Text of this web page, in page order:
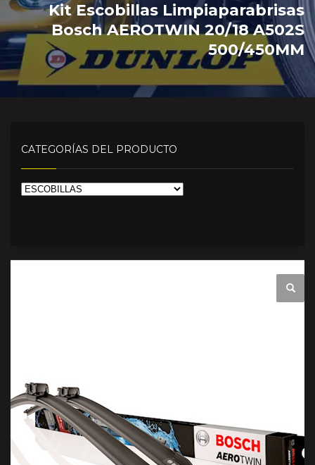
Kit Escobillas Limpiaparabrisas
Bosch AEROTWIN 20/18 A502S
500/450MM
CATEGORÍAS DEL PRODUCTO